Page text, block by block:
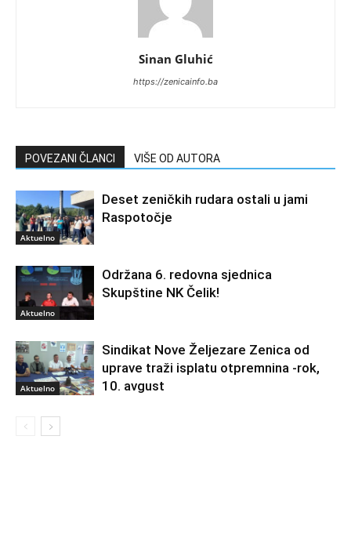
Sinan Gluhić
https://zenicainfo.ba
POVEZANI ČLANCI VIŠE OD AUTORA
Aktuelno
Deset zeničkih rudara ostali u jami
Raspotočje
Aktuelno
Održana 6. redovna sjednica
Skupštine NK Čelik!
Aktuelno
Sindikat Nove Željezare Zenica od
uprave traži isplatu otpremnina -rok,
10. avgust